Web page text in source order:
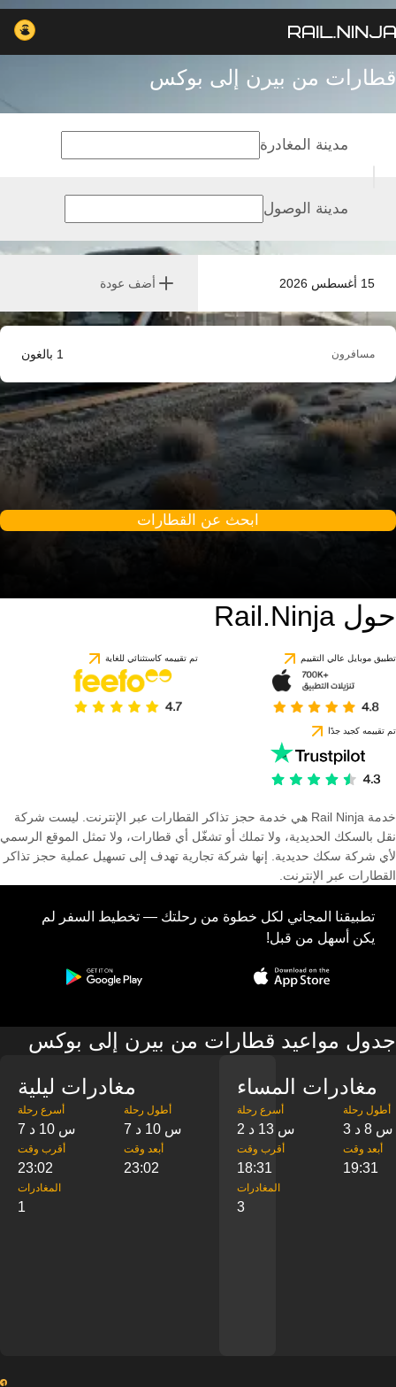
قطارات من بيرن إلى بوكس
15 أغسطس 2026 أضف عودة
مدينة المغادرة
مدينة الوصول
مسافرون 1 بالغون
ابحث عن القطارات
حول Rail.Ninja
تطبيق موبايل عالي التقييم تم تقييمه كاستثنائي للغاية
تم تقييمه كجيد جدًا
خدمة Rail Ninja هي خدمة حجز تذاكر القطارات عبر الإنترنت. ليست شركة
نقل بالسكك الحديدية، ولا تملك أو تشغّل أي قطارات، ولا تمثل الموقع الرسمي
لأي شركة سكك حديدية. إنها شركة تجارية تهدف إلى تسهيل عملية حجز تذاكر
القطارات عبر الإنترنت.
تطبيقنا المجاني لكل خطوة من رحلتك — تخطيط السفر لم
يكن أسهل من قبل!
جدول مواعيد قطارات من بيرن إلى بوكس
مغادرات ليلية
‎أسرع رحلة
7 س 10 د
‎أطول رحلة
7 س 10 د
‎أقرب وقت
23:02
‎أبعد وقت
23:02
‎المغادرات
1
مغادرات المساء
‎أسرع رحلة
2 س 13 د
‎أطول رحلة
3 س 8 د
‎أقرب وقت
18:31
‎أبعد وقت
19:31
‎المغادرات
3